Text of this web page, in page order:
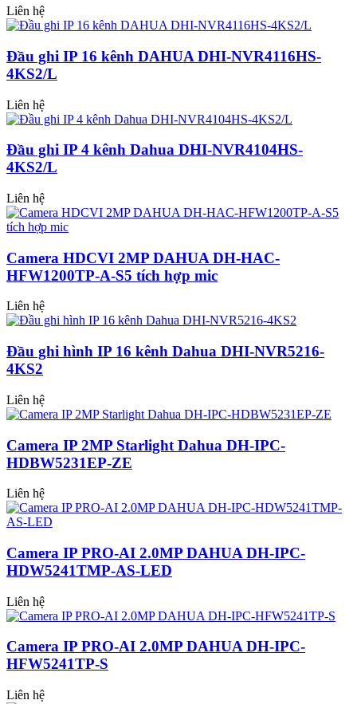
Liên hệ
Đầu ghi IP 16 kênh DAHUA DHI-NVR4116HS-
4KS2/L
Liên hệ
Đầu ghi IP 4 kênh Dahua DHI-NVR4104HS-
4KS2/L
Liên hệ
Camera HDCVI 2MP DAHUA DH-HAC-
HFW1200TP-A-S5 tích hợp mic
Liên hệ
Đầu ghi hình IP 16 kênh Dahua DHI-NVR5216-
4KS2
Liên hệ
Camera IP 2MP Starlight Dahua DH-IPC-
HDBW5231EP-ZE
Liên hệ
Camera IP PRO-AI 2.0MP DAHUA DH-IPC-
HDW5241TMP-AS-LED
Liên hệ
Camera IP PRO-AI 2.0MP DAHUA DH-IPC-
HFW5241TP-S
Liên hệ